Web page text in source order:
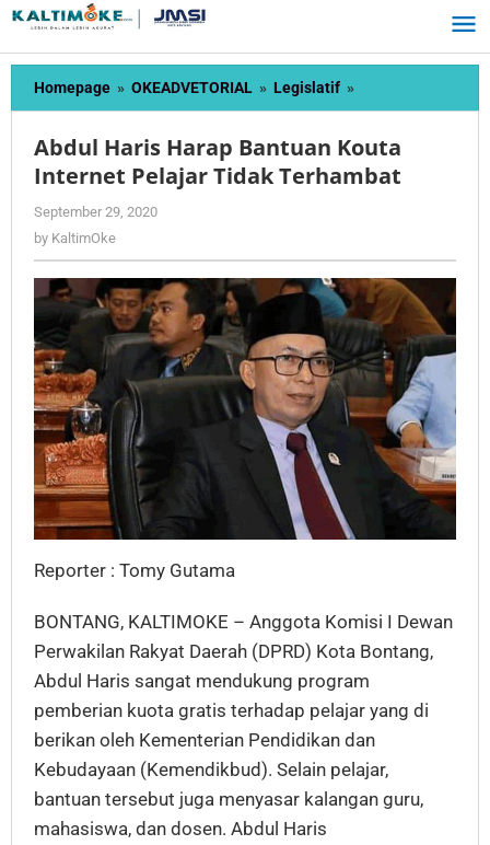
Skip
content
Homepage » OKEADVETORIAL » Legislatif »
Haris
Bantuan
Kouta
Abdul Haris Harap Bantuan Kouta
Internet Pelajar Tidak Terhambat
September 29, 2020
by KaltimOke
Reporter : Tomy Gutama
BONTANG, KALTIMOKE – Anggota Komisi I Dewan
Perwakilan Rakyat Daerah (DPRD) Kota Bontang,
Abdul Haris sangat mendukung program
pemberian kuota gratis terhadap pelajar yang di
berikan oleh Kementerian Pendidikan dan
Kebudayaan (Kemendikbud). Selain pelajar,
bantuan tersebut juga menyasar kalangan guru,
mahasiswa, dan dosen. Abdul Haris